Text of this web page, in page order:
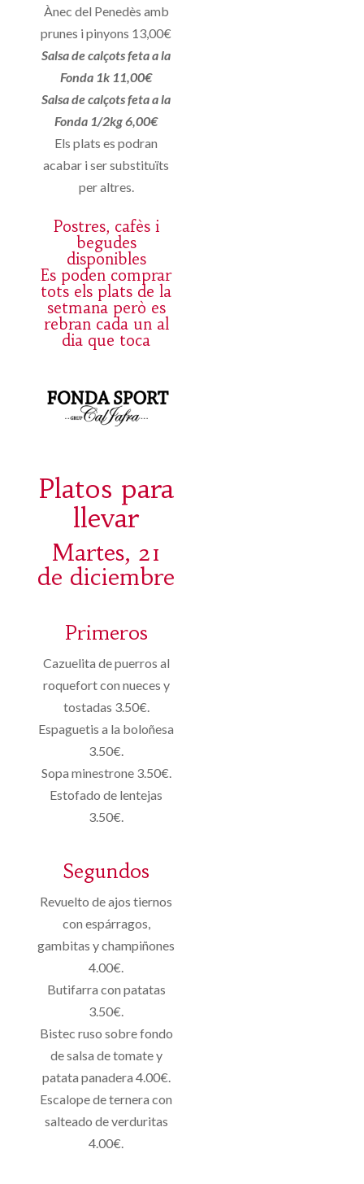
Ànec del Penedès amb
prunes i pinyons 13,00€
Salsa de calçots feta a la
Fonda 1k 11,00€
Salsa de calçots feta a la
Fonda 1/2kg 6,00€
Els plats es podran
acabar i ser substituïts
per altres.
Postres, cafès i
begudes
disponibles
Es poden comprar
tots els plats de la
setmana però es
rebran cada un al
dia que toca
Platos para
llevar
Martes, 21
de diciembre
Primeros
Cazuelita de puerros al
roquefort con nueces y
tostadas 3.50€.
Espaguetis a la boloñesa
3.50€.
Sopa minestrone 3.50€.
Estofado de lentejas
3.50€.
Segundos
Revuelto de ajos tiernos
con espárragos,
gambitas y champiñones
4.00€.
Butifarra con patatas
3.50€.
Bistec ruso sobre fondo
de salsa de tomate y
patata panadera 4.00€.
Escalope de ternera con
salteado de verduritas
4.00€.